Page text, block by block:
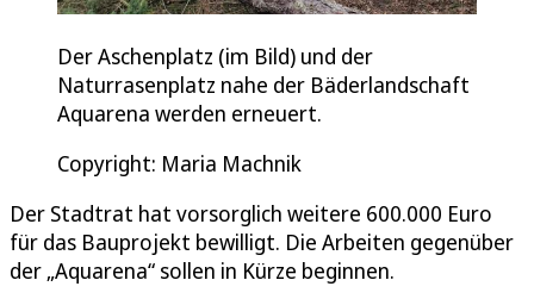
Der Aschenplatz (im Bild) und der
Naturrasenplatz nahe der Bäderlandschaft
Aquarena werden erneuert.
Copyright: Maria Machnik
Der Stadtrat hat vorsorglich weitere 600.000 Euro
für das Bauprojekt bewilligt. Die Arbeiten gegenüber
der „Aquarena“ sollen in Kürze beginnen.